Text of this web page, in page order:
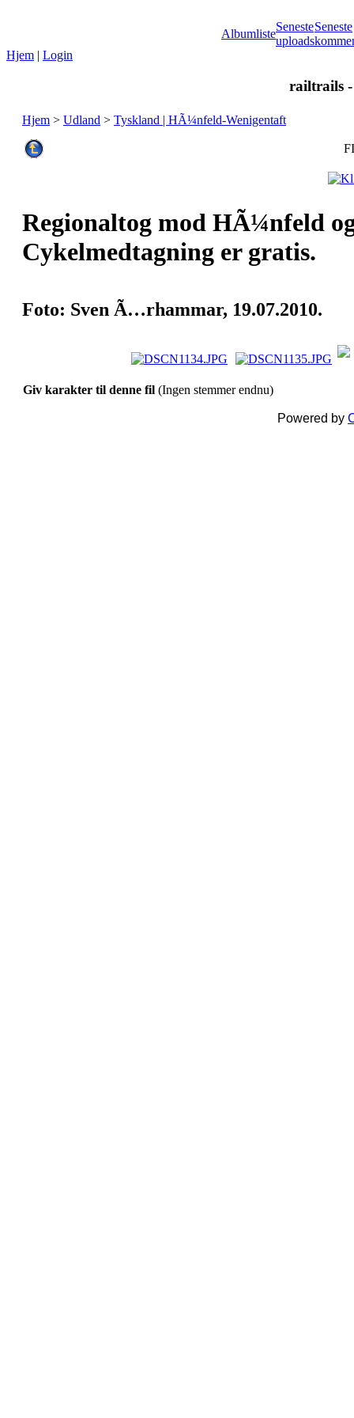
Albumliste
Seneste
uploads
Seneste
Hjem | Login
railtrails
Hjem > Udland > Tyskland | HÃ¼nfeld-Wenigentaft
Regionaltog mod HÃ¼nfeld
Cykelmedtagning er gratis.
Foto: Sven Ã…rhammar, 19.07.2010.
Giv karakter til denne fil (Ingen stemmer endnu)
Powered by